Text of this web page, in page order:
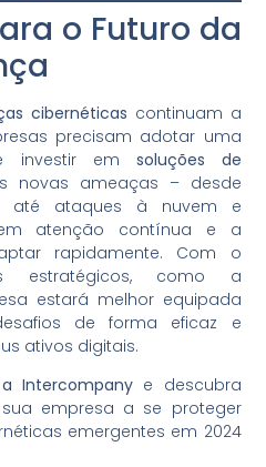
o Futuro da
cibernéticas continuam a
precisam adotar uma
investir em soluções de
novas ameaças – desde
até ataques à nuvem e
atenção contínua e a
rapidamente. Com o
estratégicos, como a
estará melhor equipada
de forma eficaz e
ativos digitais.
Intercompanye descubra
empresa a se proteger
emergentes em 2024